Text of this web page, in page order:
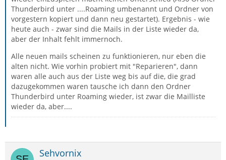
Thunderbird unter ....Roaming umbenannt und Ordner von
vorgestern kopiert und dann neu gestartet). Ergebnis - wie
heute auch - zwar sind die Mails in der Liste wieder da,
aber der Inhalt fehlt immernoch.
Alle neuen mails scheinen zu funktionieren, nur eben die
alten nicht. Wie vorhin probiert mit "Reparieren", dann
waren alle auch aus der Liste weg bis auf die, die grad
dazugekommen waren tausche ich dann den Ordner
Thunderbird unter Roaming wieder, ist zwar die Mailliste
wieder da, aber....
Sehvornix